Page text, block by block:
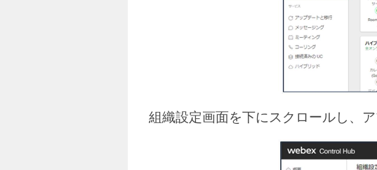
組織設定画面を下にスクロールし、